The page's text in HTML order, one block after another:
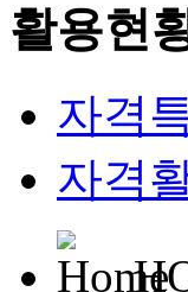
활용현
자격
자격